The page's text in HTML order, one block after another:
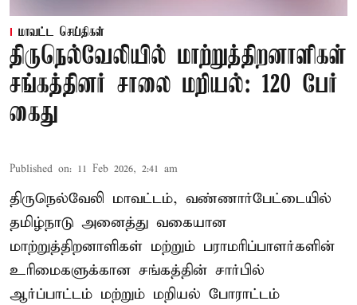
மாவட்ட செய்திகள்
திருநெல்வேலியில் மாற்றுத்திறனாளிகள்
சங்கத்தினர் சாலை மறியல்: 120 பேர்
கைது
Published on: 11 Feb 2026, 2:41 am
திருநெல்வேலி மாவட்டம், வண்ணார்பேட்டையில்
தமிழ்நாடு அனைத்து வகையான
மாற்றுத்திறனாளிகள் மற்றும் பராமரிப்பாளர்களின்
உரிமைகளுக்கான சங்கத்தின் சார்பில்
ஆர்ப்பாட்டம் மற்றும் மறியல் போராட்டம்